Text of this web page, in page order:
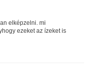
elképzelni. mi
ezeket az ízeket is